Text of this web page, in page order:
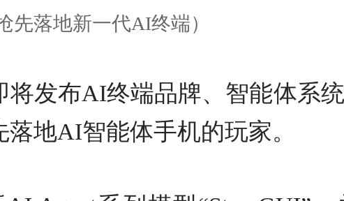
先落地新一代AI终端）
将发布AI终端品牌、智能体系
地AI智能体手机的玩家。